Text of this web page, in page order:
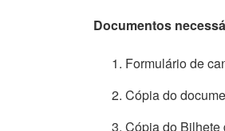
Documentos
Formulário de
Cópia do
Cópia do Bilhete